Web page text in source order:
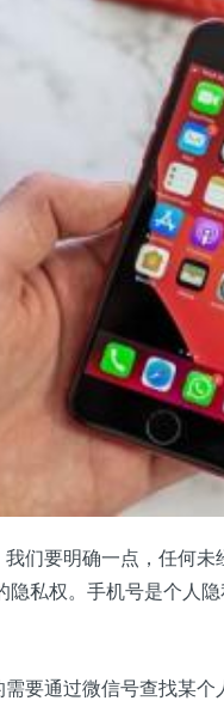
我们要明确一点，任何
隐私权。手机号是个人
要通过微信号查找某